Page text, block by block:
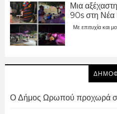
Μια
90s στη Νέα
Με επιτυχία και
Ο Δήμος Ωρωπού προχωρά